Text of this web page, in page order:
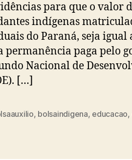
para que o valor
indígenas
do Paraná, seja igual
permanência paga pelo
Nacional de
[…]
, bolsaindigena, educacao,